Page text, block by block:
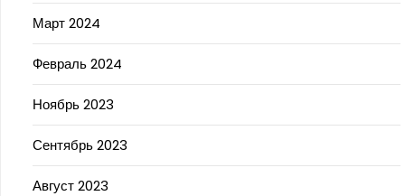
Март 2024
Февраль 2024
Ноябрь 2023
Сентябрь 2023
Август 2023